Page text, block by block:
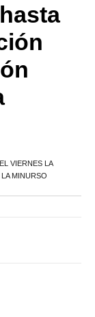
VIERNES LA
MINURSO